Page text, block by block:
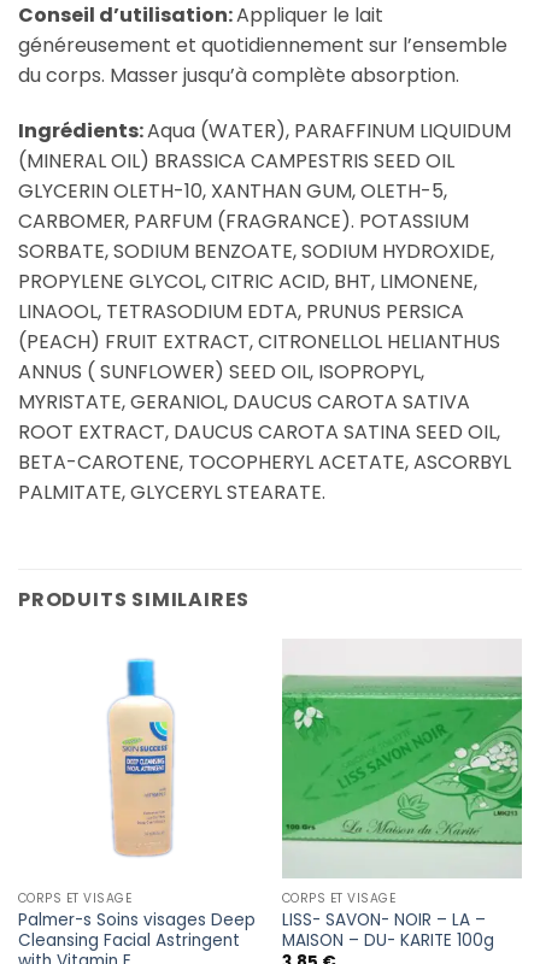
Conseil d’utilisation:Appliquer le lait
généreusement et quotidiennement sur l’ensemble
du corps. Masser jusqu’à complète absorption.
Ingrédients:Aqua (WATER), PARAFFINUM LIQUIDUM
(MINERAL OIL) BRASSICA CAMPESTRIS SEED OIL
GLYCERIN OLETH-10, XANTHAN GUM, OLETH-5,
CARBOMER, PARFUM (FRAGRANCE). POTASSIUM
SORBATE, SODIUM BENZOATE, SODIUM HYDROXIDE,
PROPYLENE GLYCOL, CITRIC ACID, BHT, LIMONENE,
LINAOOL, TETRASODIUM EDTA, PRUNUS PERSICA
(PEACH) FRUIT EXTRACT, CITRONELLOL HELIANTHUS
ANNUS ( SUNFLOWER) SEED OIL, ISOPROPYL,
MYRISTATE, GERANIOL, DAUCUS CAROTA SATIVA
ROOT EXTRACT, DAUCUS CAROTA SATINA SEED OIL,
BETA-CAROTENE, TOCOPHERYL ACETATE, ASCORBYL
PALMITATE, GLYCERYL STEARATE.
PRODUITS SIMILAIRES
CORPS ET VISAGE
Palmer-s Soins visages Deep
Cleansing Facial Astringent
CORPS ET VISAGE
LISS- SAVON- NOIR – LA –
MAISON – DU- KARITE 100g